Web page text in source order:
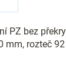
PZ bez
rozteč